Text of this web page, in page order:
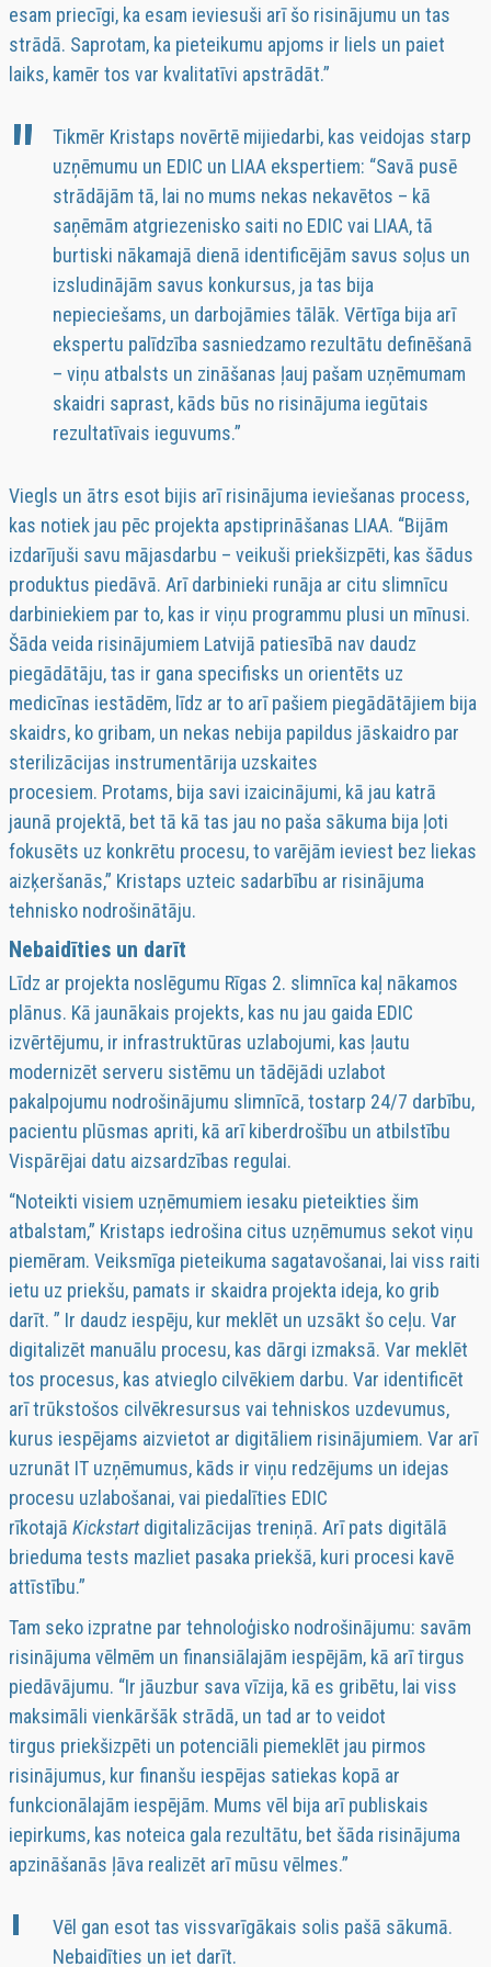
esam priecīgi, ka esam ieviesuši arī šo risinājumu un tas
strādā. Saprotam, ka pieteikumu apjoms ir liels un paiet
laiks, kamēr tos var kvalitatīvi apstrādāt.”
Tikmēr Kristaps novērtē mijiedarbi, kas veidojas starp
uzņēmumu un EDIC un LIAA ekspertiem: “Savā pusē
strādājām tā, lai no mums nekas nekavētos – kā
saņēmām atgriezenisko saiti no EDIC vai LIAA, tā
burtiski nākamajā dienā identificējām savus soļus un
izsludinājām savus konkursus, ja tas bija
nepieciešams, un darbojāmies tālāk. Vērtīga bija arī
ekspertu palīdzība sasniedzamo rezultātu definēšanā
– viņu atbalsts un zināšanas ļauj pašam uzņēmumam
skaidri saprast, kāds būs no risinājuma iegūtais
rezultatīvais ieguvums.”
Viegls un ātrs esot bijis arī risinājuma ieviešanas process,
kas notiek jau pēc projekta apstiprināšanas LIAA. “Bijām
izdarījuši savu mājasdarbu – veikuši priekšizpēti, kas šādus
produktus piedāvā. Arī darbinieki runāja ar citu slimnīcu
darbiniekiem par to, kas ir viņu programmu plusi un mīnusi.
Šāda veida risinājumiem Latvijā patiesībā nav daudz
piegādātāju, tas ir gana specifisks un orientēts uz
medicīnas iestādēm, līdz ar to arī pašiem piegādātājiem bija
skaidrs, ko gribam, un nekas nebija papildus jāskaidro par
sterilizācijas instrumentārija uzskaites
procesiem. Protams, bija savi izaicinājumi, kā jau katrā
jaunā projektā, bet tā kā tas jau no paša sākuma bija ļoti
fokusēts uz konkrētu procesu, to varējām ieviest bez liekas
aizķeršanās,” Kristaps uzteic sadarbību ar risinājuma
tehnisko nodrošinātāju.
Nebaidīties un darīt
Līdz ar projekta noslēgumu Rīgas 2. slimnīca kaļ nākamos
plānus. Kā jaunākais projekts, kas nu jau gaida EDIC
izvērtējumu, ir infrastruktūras uzlabojumi, kas ļautu
modernizēt serveru sistēmu un tādējādi uzlabot
pakalpojumu nodrošinājumu slimnīcā, tostarp 24/7 darbību,
pacientu plūsmas apriti, kā arī kiberdrošību un atbilstību
Vispārējai datu aizsardzības regulai.
“Noteikti visiem uzņēmumiem iesaku pieteikties šim
atbalstam,” Kristaps iedrošina citus uzņēmumus sekot viņu
piemēram. Veiksmīga pieteikuma sagatavošanai, lai viss raiti
ietu uz priekšu, pamats ir skaidra projekta ideja, ko grib
darīt. ” Ir daudz iespēju, kur meklēt un uzsākt šo ceļu. Var
digitalizēt manuālu procesu, kas dārgi izmaksā. Var meklēt
tos procesus, kas atvieglo cilvēkiem darbu. Var identificēt
arī trūkstošos cilvēkresursus vai tehniskos uzdevumus,
kurus iespējams aizvietot ar digitāliem risinājumiem. Var arī
uzrunāt IT uzņēmumus, kāds ir viņu redzējums un idejas
procesu uzlabošanai, vai piedalīties EDIC
rīkotajā Kickstartdigitalizācijas treniņā. Arī pats digitālā
brieduma tests mazliet pasaka priekšā, kuri procesi kavē
attīstību.”
Tam seko izpratne par tehnoloģisko nodrošinājumu: savām
risinājuma vēlmēm un finansiālajām iespējām, kā arī tirgus
piedāvājumu. “Ir jāuzbur sava vīzija, kā es gribētu, lai viss
maksimāli vienkāršāk strādā, un tad ar to veidot
tirgus priekšizpēti un potenciāli piemeklēt jau pirmos
risinājumus, kur finanšu iespējas satiekas kopā ar
funkcionālajām iespējām. Mums vēl bija arī publiskais
iepirkums, kas noteica gala rezultātu, bet šāda risinājuma
apzināšanās ļāva realizēt arī mūsu vēlmes.”
Vēl gan esot tas vissvarīgākais solis pašā sākumā.
Nebaidīties un iet darīt.